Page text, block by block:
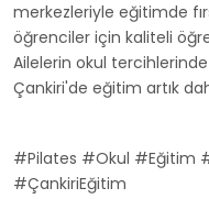
merkezleriyle eğitimde
öğrenciler için kaliteli
Ailelerin okul
Çankiri'de eğitim artık
#Pilates #Okul #Eğitim
#ÇankiriEğitim